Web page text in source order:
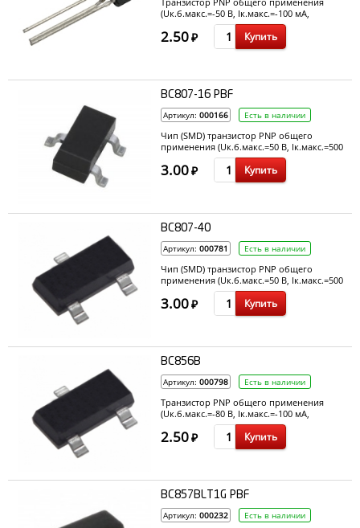
(Uк.б.макс.=-50 В, Ік.макс.=-100 мА,
P=500мВт, h21э=420...800, fгр=300 МГц)
2.50₽ Купить
BC807-16 PBF
Артикул: 000166 Есть в наличии
Чип (SMD) транзистор PNP общего
применения (Uк.б.макс.=50 В, Ік.макс.=500
мА, P=330мВт, h21э=100~250, fгр=200 МГц,
корпус SOT23). Аналог BC327
3.00₽ Купить
BC807-40
Артикул: 000781 Есть в наличии
Чип (SMD) транзистор PNP общего
применения (Uк.б.макс.=50 В, Ік.макс.=500
мА, P=330мВт, h21э=250~600, fгр=200 МГц,
корпус SOT23). Аналог BC327
3.00₽ Купить
BC856B
Артикул: 000798 Есть в наличии
Транзистор PNP общего применения
(Uк.б.макс.=-80 В, Ік.макс.=-100 мА,
P=250мВт, h21э=220, fгр=100 МГц)
2.50₽ Купить
BC857BLT1G PBF
Артикул: 000232 Есть в наличии